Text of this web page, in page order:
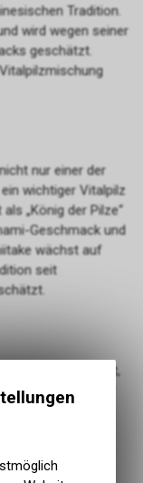
Tradition.
wird wegen seiner
geschätzt.
nur einer der
wichtiger Vitalpilz
„König der Pilze“
Geschmack und
wächst auf
seit
bekannt,
Fund auslöst. Der
für seine
ist seit
Tradition und